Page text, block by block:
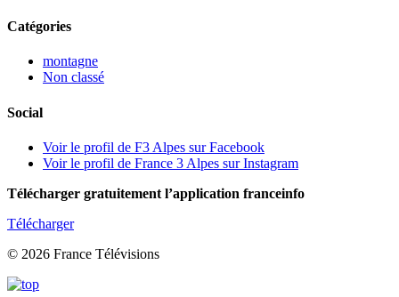
Catégories
montagne
Non classé
Social
Voir le profil de F3 Alpes sur Facebook
Voir le profil de France 3 Alpes sur Instagram
Télécharger gratuitement l’application franceinfo
Télécharger
© 2026 France Télévisions